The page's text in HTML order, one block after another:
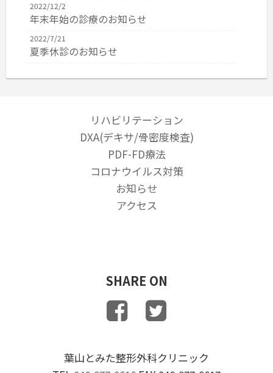
2022/12/2
年末年始の診療のお知らせ
2022/7/21
夏季休診のお知らせ
GW休診のお知らせ
診療のお知らせ
10／11 通常診療です。
7月・祝日の休診のお知らせ
スタッフのワクチン接種について
2020/12/1
リハビリテーション
DXA(デキサ/骨密度検査)
PDF-FD療法
コロナウイルス対策
お知らせ
アクセス
SHARE ON
葉山とみた整形外科クリニック